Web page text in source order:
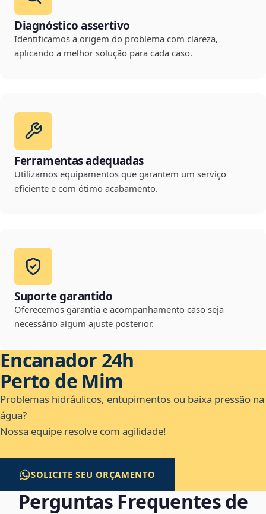
Diagnóstico assertivo
Identificamos a origem do problema com clareza,
aplicando a melhor solução para cada caso.
Ferramentas adequadas
Utilizamos equipamentos que garantem um serviço
eficiente e com ótimo acabamento.
Suporte garantido
Oferecemos garantia e acompanhamento caso seja
necessário algum ajuste posterior.
Encanador 24h
Perto de Mim
Problemas hidráulicos, entupimentos ou baixa pressão na
água?
Nossa equipe resolve com agilidade!
SOLICITE SEU ORÇAMENTO
Perguntas Frequentes de